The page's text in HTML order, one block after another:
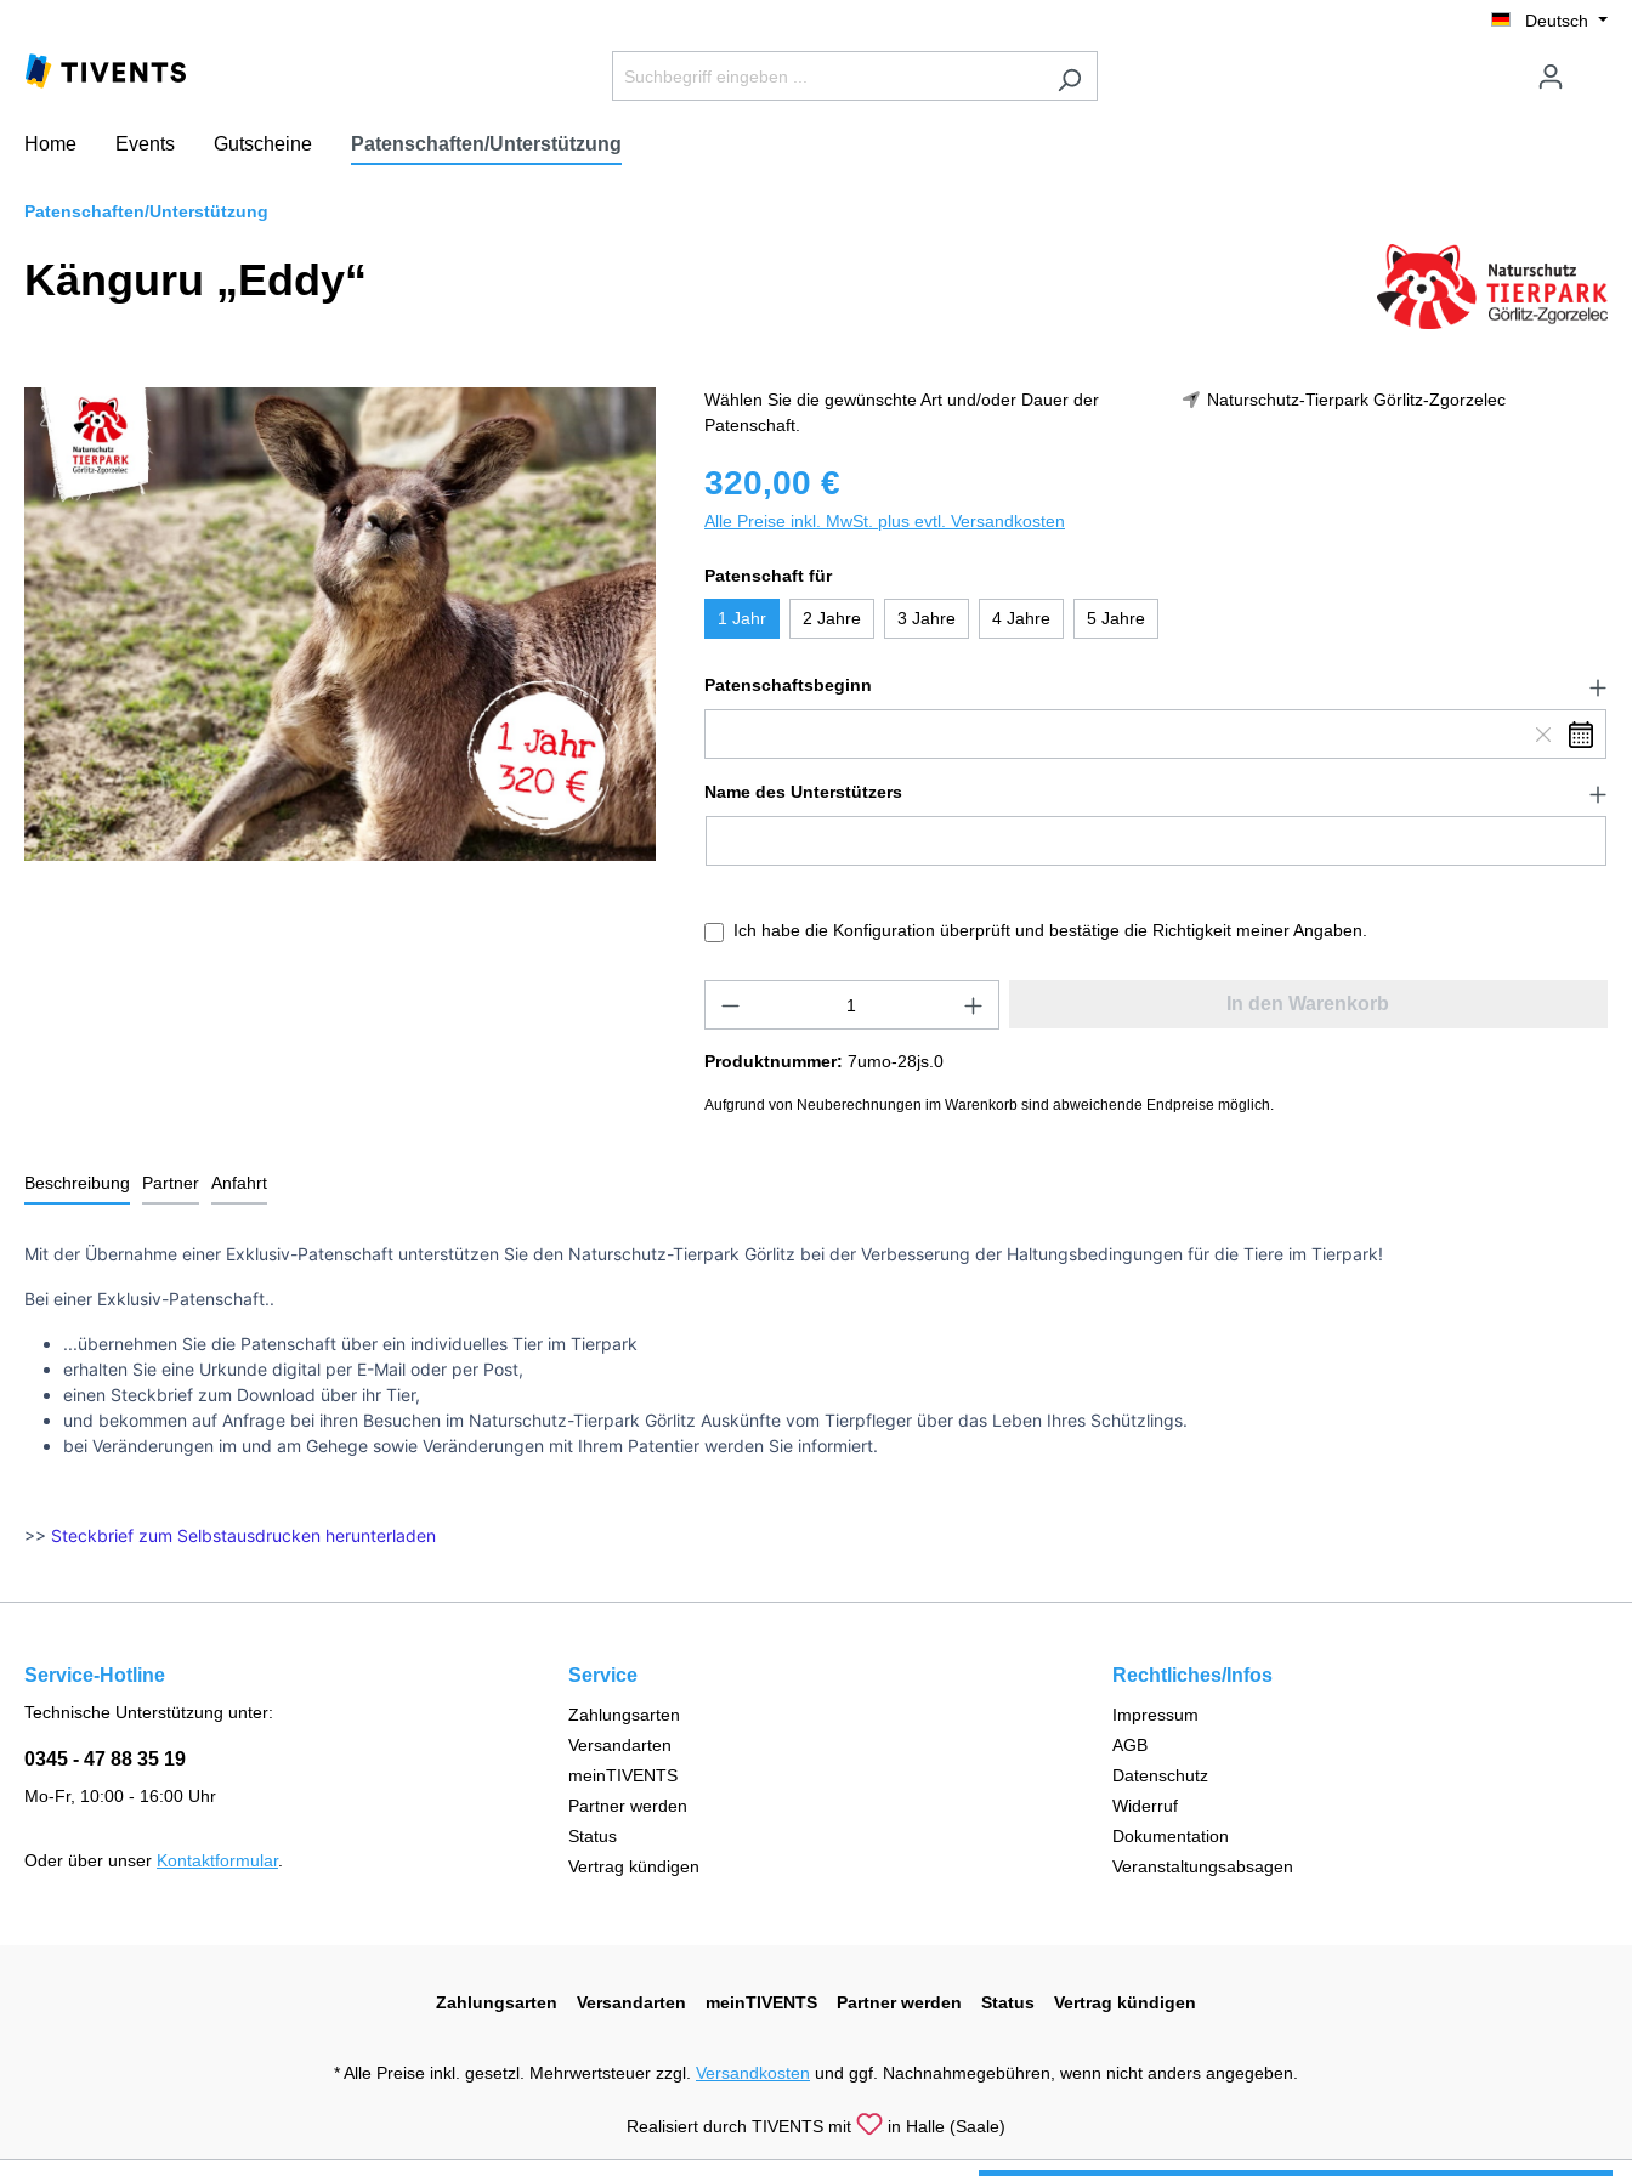
Deutsch
Home Events Gutscheine Patenschaften/Unterstützung
Patenschaften/Unterstützung
Känguru „Eddy“
Wählen Sie die gewünschte Art und/oder Dauer der
Patenschaft.
Naturschutz-Tierpark Görlitz-Zgorzelec
320,00 €
Alle Preise inkl. MwSt. plus evtl. Versandkosten
Patenschaft für
1 Jahr 2 Jahre 3 Jahre 4 Jahre 5 Jahre
Patenschaftsbeginn
Name des Unterstützers
Ich habe die Konfiguration überprüft und bestätige die Richtigkeit meiner Angaben.
In den Warenkorb
Produktnummer: 7umo-28js.0
Aufgrund von Neuberechnungen im Warenkorb sind abweichende Endpreise möglich.
Beschreibung Partner Anfahrt
Mit der Übernahme einer Exklusiv-Patenschaft unterstützen Sie den Naturschutz-Tierpark Görlitz bei der Verbesserung der Haltungsbedingungen für die Tiere im Tierpark!
Bei einer Exklusiv-Patenschaft..
...übernehmen Sie die Patenschaft über ein individuelles Tier im Tierpark
erhalten Sie eine Urkunde digital per E-Mail oder per Post,
einen Steckbrief zum Download über ihr Tier,
und bekommen auf Anfrage bei ihren Besuchen im Naturschutz-Tierpark Görlitz Auskünfte vom Tierpfleger über das Leben Ihres Schützlings.
bei Veränderungen im und am Gehege sowie Veränderungen mit Ihrem Patentier werden Sie informiert.
>> Steckbrief zum Selbstausdrucken herunterladen
Service-Hotline
Technische Unterstützung unter:
0345 - 47 88 35 19
Mo-Fr, 10:00 - 16:00 Uhr
Oder über unser Kontaktformular.
Service
Zahlungsarten
Versandarten
meinTIVENTS
Partner werden
Status
Vertrag kündigen
Rechtliches/Infos
Impressum
AGB
Datenschutz
Widerruf
Dokumentation
Veranstaltungsabsagen
Zahlungsarten Versandarten meinTIVENTS Partner werden Status Vertrag kündigen
* Alle Preise inkl. gesetzl. Mehrwertsteuer zzgl. Versandkosten und ggf. Nachnahmegebühren, wenn nicht anders angegeben.
Realisiert durch TIVENTS mit in Halle (Saale)